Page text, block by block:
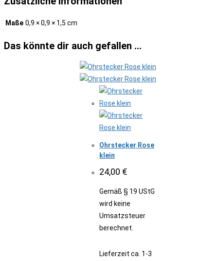
Maße 0,9 × 0,9 × 1,5 cm
Das könnte dir auch gefallen …
Ohrstecker Rose
klein
24,00 €
Gemäß § 19 UStG
wird keine
Umsatzsteuer
berechnet.
Lieferzeit ca. 1-3